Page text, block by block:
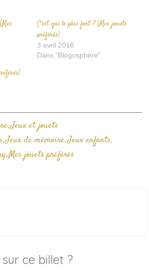
C’est qui le plus fort ? [Mes jouets
préférés]
3 avril 2018
Dans "Blogosphère"
,Jeux et jouets
,Jeux de mémoire,Jeux enfants,
,Mes jouets préférés
ce billet ?